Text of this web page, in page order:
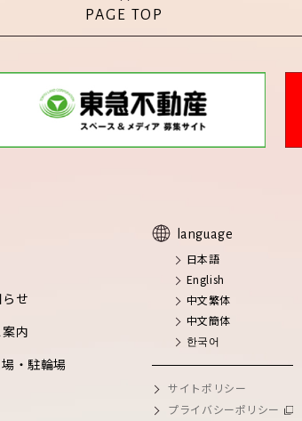
PAGE TOP
せ
内
・駐輪場
language
日本語
English
中文繁体
中文簡体
한국어
サイトポリシー
プライバシーポリシー